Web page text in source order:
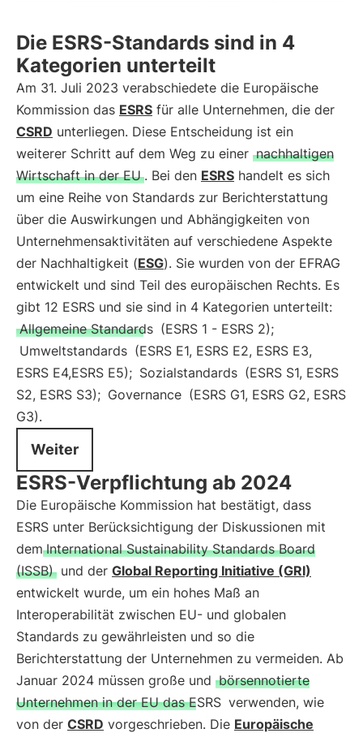
Die ESRS-Standards sind in 4
Kategorien unterteilt
Am 31. Juli 2023 verabschiedete die Europäische
Kommission das ESRS für alle Unternehmen, die der
CSRD unterliegen. Diese Entscheidung ist ein
weiterer Schritt auf dem Weg zu einer nachhaltigen
Wirtschaft in der EU . Bei den ESRS handelt es sich
um eine Reihe von Standards zur Berichterstattung
über die Auswirkungen und Abhängigkeiten von
Unternehmensaktivitäten auf verschiedene Aspekte
der Nachhaltigkeit (ESG). Sie wurden von der EFRAG
entwickelt und sind Teil des europäischen Rechts. Es
gibt 12 ESRS und sie sind in 4 Kategorien unterteilt:
Allgemeine Standards (ESRS 1 - ESRS 2);
Umweltstandards (ESRS E1, ESRS E2, ESRS E3,
ESRS E4,ESRS E5); Sozialstandards (ESRS S1, ESRS
S2, ESRS S3); Governance (ESRS G1, ESRS G2, ESRS
G3).
Weiter
ESRS-Verpflichtung ab 2024
Die Europäische Kommission hat bestätigt, dass
ESRS unter Berücksichtigung der Diskussionen mit
dem International Sustainability Standards Board
(ISSB) und der Global Reporting Initiative (GRI)
entwickelt wurde, um ein hohes Maß an
Interoperabilität zwischen EU- und globalen
Standards zu gewährleisten und so die
Berichterstattung der Unternehmen zu vermeiden. Ab
Januar 2024 müssen große und börsennotierte
Unternehmen in der EU das ESRS verwenden, wie
von der CSRD vorgeschrieben. Die Europäische